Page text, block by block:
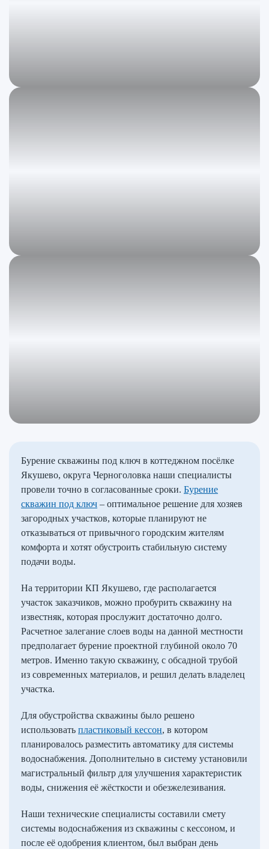
Бурение скважины под ключ в коттеджном посёлке
Якушево, округа Черноголовка наши специалисты
провели точно в согласованные сроки. Бурение
скважин под ключ – оптимальное решение для хозяев
загородных участков, которые планируют не
отказываться от привычного городским жителям
комфорта и хотят обустроить стабильную систему
подачи воды.
На территории КП Якушево, где располагается
участок заказчиков, можно пробурить скважину на
известняк, которая прослужит достаточно долго.
Расчетное залегание слоев воды на данной местности
предполагает бурение проектной глубиной около 70
метров. Именно такую скважину, с обсадной трубой
из современных материалов, и решил делать владелец
участка.
Для обустройства скважины было решено
использовать пластиковый кессон, в котором
планировалось разместить автоматику для системы
водоснабжения. Дополнительно в систему установили
магистральный фильтр для улучшения характеристик
воды, снижения её жёсткости и обезжелезивания.
Наши технические специалисты составили смету
системы водоснабжения из скважины с кессоном, и
после её одобрения клиентом, был выбран день